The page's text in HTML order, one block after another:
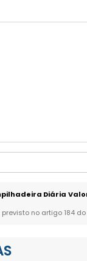
Diária
no artigo 184